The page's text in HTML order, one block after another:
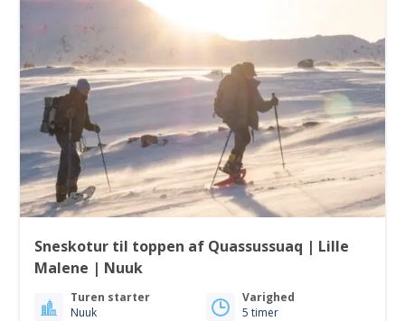
Sneskotur til toppen af Quassussuaq | Lille
Malene | Nuuk
Turen starter
Nuuk
Varighed
5 timer